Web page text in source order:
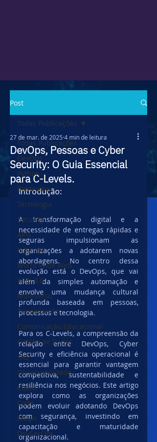
Post
Todas Publicações
DevOps
Python
Bootcamp
Tecnologia
Security
APIs
Internet
World Wide Web
Web 3.0
Multiverso
Treinamento
Comunicação Educacional
Gestão de Dados
SRE
Observabilidade
Cloud
Code
AIOps
DevSecOps
Todas Publicações
DevOps, Pessoas e Cyber
Security: O Guia Essencial
para C-Levels.
27 de mar. de 2025 4 min de leitura
Introdução:
A transformação digital e a
necessidade de entregas rápidas e
seguras impulsionam as
organizações a adotarem novas
abordagens. No centro dessa
evolução está o DevOps, que vai
além da simples automação e
envolve uma mudança cultural
profunda baseada em pessoas,
processos e tecnologia.
Para os C-Levels, a compreensão da
relação entre DevOps, Cyber
Security e eficiência operacional é
essencial para garantir vantagem
competitiva, sustentabilidade e
resiliência nos negócios. Este artigo
explora como as organizações
podem evoluir adotando DevOps
com segurança, investindo em
capacitação e maturidade
organizacional.